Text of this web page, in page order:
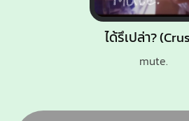
ได้รึเปล่า?
mute.